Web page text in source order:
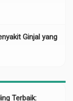
Ginjal yang
Terbaik: